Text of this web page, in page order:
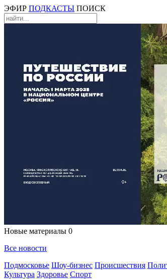
ЭФИР ПОДКАСТЫ ПОИСК
Новые материалы 0
Все новости
Подмосковье Шоу-бизнес Происшествия
Культура Здоровье Спорт